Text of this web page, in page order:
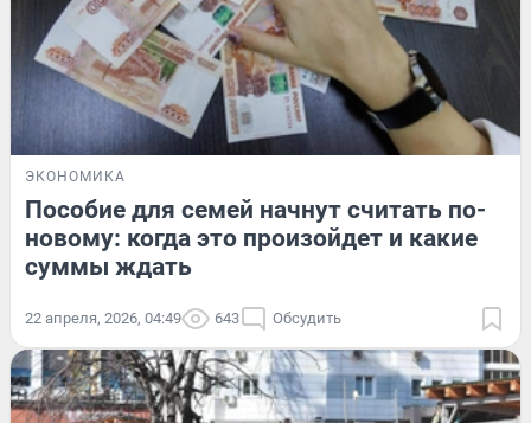
ЭКОНОМИКА
Пособие для семей начнут считать по-
новому: когда это произойдет и какие
суммы ждать
22 апреля, 2026, 04:49 643 Обсудить